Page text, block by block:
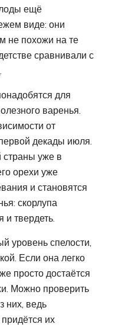
ещё
виде: они
не похожи на те
сравнивали с
для
варенья.
от
декады июля.
уже в
орехи уже
и становятся
скорлупа
твердеть.
уровень спелости,
Если она легко
просто достаётся
Можно проверить
них, ведь
их